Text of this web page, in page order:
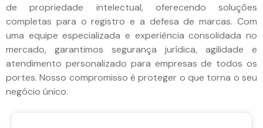
de propriedade intelectual, oferecendo soluções
completas para o registro e a defesa de marcas. Com
uma equipe especializada e experiência consolidada no
mercado, garantimos segurança jurídica, agilidade e
atendimento personalizado para empresas de todos os
portes. Nosso compromisso é proteger o que torna o seu
negócio único.